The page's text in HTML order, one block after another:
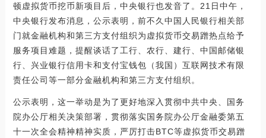
顿虚拟货币挖币新项目后，中央银行也发音了。21日中午，
中央银行发布消息，公示表明，前不久中国人民银行相关部
门就金融机构和第三方支付组织为虚拟货币交易蹭热点给予
服务项目难题，提醒谈话了工行、农行、建行、中国邮储银
行、兴业银行信用卡和支付宝钱包（我国）互联网技术有限
责任公司等一部分金融机构和第三方支付组织。
公示表明，这一举动是为了更好地深入贯彻中共中央、国务
院办公厅相关决策部署，贯彻落实国务院办公厅金融委第五
十一次全会精神精神实质，严厉打击BTC等虚拟货币交易蹭